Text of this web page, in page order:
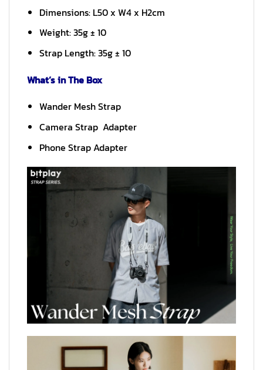
Dimensions: L50 x W4 x H2cm
Weight: 35g ± 10
Strap Length: 35g ± 10
What’s in The Box
Wander Mesh Strap
Camera Strap Adapter
Phone Strap Adapter